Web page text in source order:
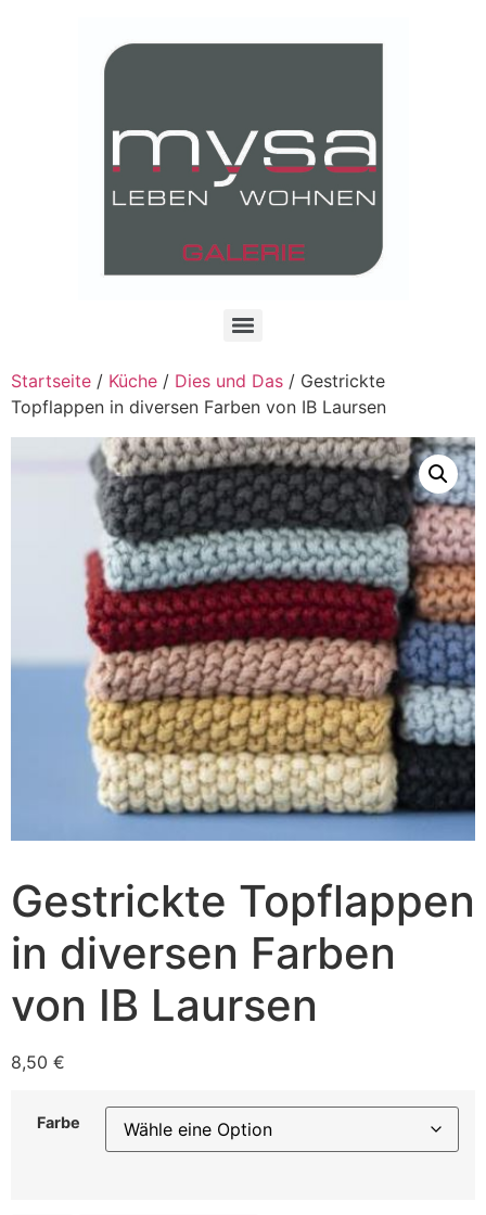
Startseite / Küche / Dies und Das / Gestrickte
Topflappen in diversen Farben von IB Laursen
Gestrickte Topflappen
in diversen Farben
von IB Laursen
8,50 €
Farbe